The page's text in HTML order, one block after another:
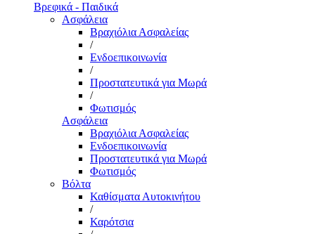
Βρεφικά - Παιδικά
Ασφάλεια
Βραχιόλια Ασφαλείας
/
Ενδοεπικοινωνία
/
Προστατευτικά για Μωρά
/
Φωτισμός
Ασφάλεια
Βραχιόλια Ασφαλείας
Ενδοεπικοινωνία
Προστατευτικά για Μωρά
Φωτισμός
Βόλτα
Καθίσματα Αυτοκινήτου
/
Καρότσια